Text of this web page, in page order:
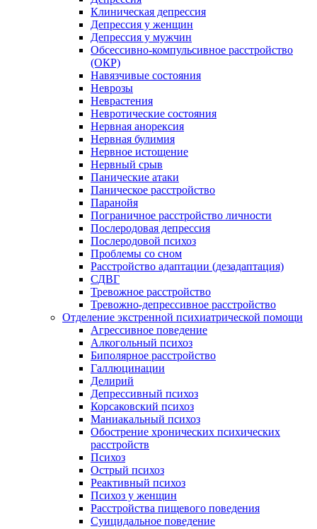
Клиническая депрессия
Депрессия у женщин
Депрессия у мужчин
Обсессивно-компульсивное расстройство
(ОКР)
Навязчивые состояния
Неврозы
Неврастения
Невротические состояния
Нервная анорексия
Нервная булимия
Нервное истощение
Нервный срыв
Панические атаки
Паническое расстройство
Паранойя
Пограничное расстройство личности
Послеродовая депрессия
Послеродовой психоз
Проблемы со сном
Расстройство адаптации (дезадаптация)
СДВГ
Тревожное расстройство
Тревожно-депрессивное расстройство
Отделение экстренной психиатрической помощи
Агрессивное поведение
Алкогольный психоз
Биполярное расстройство
Галлюцинации
Делирий
Депрессивный психоз
Корсаковский психоз
Маниакальный психоз
Обострение хронических психических
расстройств
Психоз
Острый психоз
Реактивный психоз
Психоз у женщин
Расстройства пищевого поведения
Суицидальное поведение